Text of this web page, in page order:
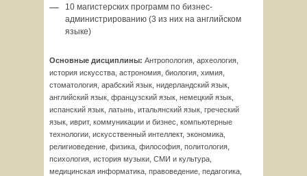
10 магистерских программ по бизнес-
администрированию (3 из них на английском
языке)
Основные дисциплины: Антропология, археология,
история искусства, астрономия, биология, химия,
стоматология, арабский язык, нидерландский язык,
английский язык, французский язык, немецкий язык,
испанский язык, латынь, итальянский язык, греческий
язык, иврит, коммуникации и бизнес, компьютерные
технологии, искусственный интеллект, экономика,
религиоведение, физика, философия, политология,
психология, история музыки, СМИ и культура,
медицинская информатика, правоведение, педагогика,